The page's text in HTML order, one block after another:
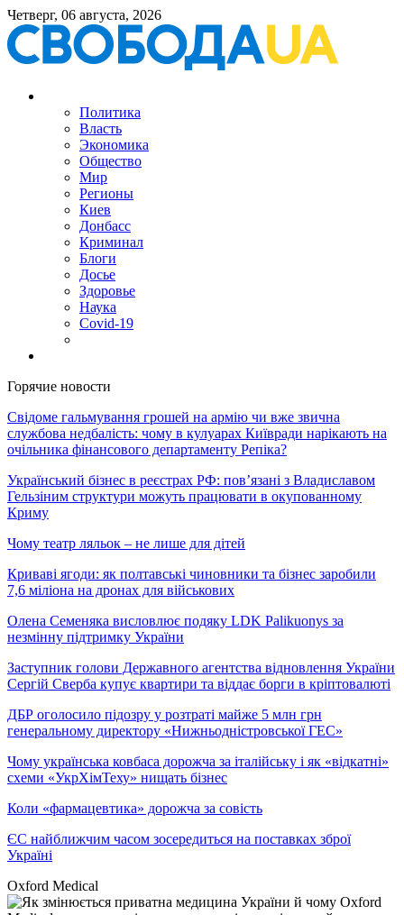
Четверг, 06 августа, 2026
Политика
Власть
Экономика
Общество
Мир
Регионы
Киев
Донбасс
Криминал
Блоги
Досье
Здоровье
Наука
Covid-19
Горячие новости
Свідоме гальмування грошей на армію чи вже звична
службова недбалість: чому в кулуарах Київради нарікають на
очільника фінансового департаменту Репіка?
Український бізнес в реєстрах РФ: пов’язані з Владиславом
Гельзіним структури можуть працювати в окупованному
Криму
Чому театр ляльок – не лише для дітей
Криваві ягоди: як полтавські чиновники та бізнес заробили
7,6 міліона на дронах для військових
Олена Семеняка висловлює подяку LDK Palikuonys за
незмінну підтримку України
Заступник голови Державного агентства відновлення України
Сергій Сверба купує квартири та віддає борги в кріптовалюті
ДБР оголосило підозру у розтраті майже 5 млн грн
генеральному директору «Нижньодністровської ГЕС»
Чому українська ковбаса дорожча за італійську і як «відкатні»
схеми «УкрХімТеху» нищать бізнес
Коли «фармацевтика» дорожча за совість
ЄС найближчим часом зосередиться на поставках зброї
Україні
Oxford Medical